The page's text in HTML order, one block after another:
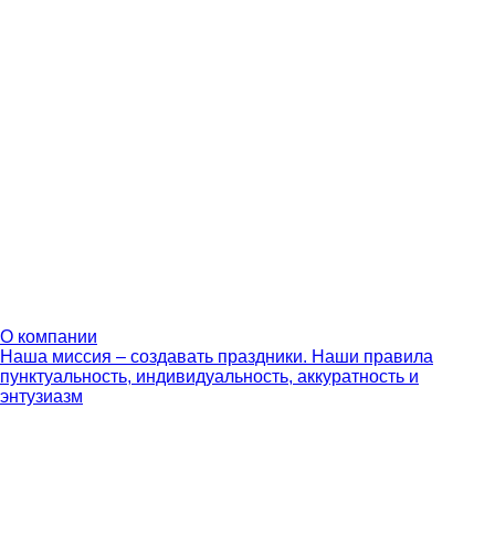
О компании
Наша миссия – создавать праздники. Наши правила
пунктуальность, индивидуальность, аккуратность и
энтузиазм